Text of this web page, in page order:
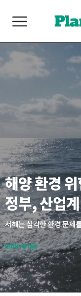
해양 환경
정부, 산업
Industrials